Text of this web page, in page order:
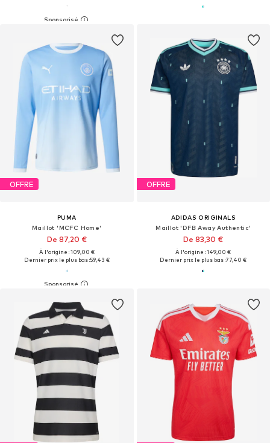
OFFRE
PUMA
Maillot 'MCFC Home'
De 87,20 €
À l'origine : 109,00 €
Dernier prix le plus bas :59,43 €
OFFRE
ADIDAS ORIGINALS
Maillot 'DFB Away Authentic'
De 83,30 €
À l'origine : 149,00 €
Dernier prix le plus bas :77,40 €